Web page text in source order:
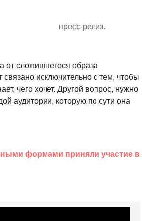
пресс-релиз.
от сложившегося образа
связано исключительно с тем, чтобы
чего хочет. Другой вопрос, нужно
аудитории, которую по сути она
формами приняли участие в